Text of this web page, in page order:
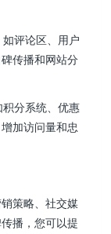
评论区、用户
传播和网站分
分系统、优惠
加访问量和忠
策略、社交媒
播，您可以提